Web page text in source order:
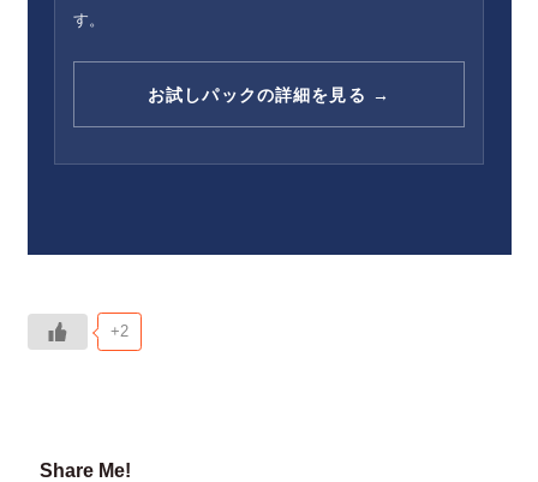
す。
お試しパックの詳細を見る →
+2
Share Me!